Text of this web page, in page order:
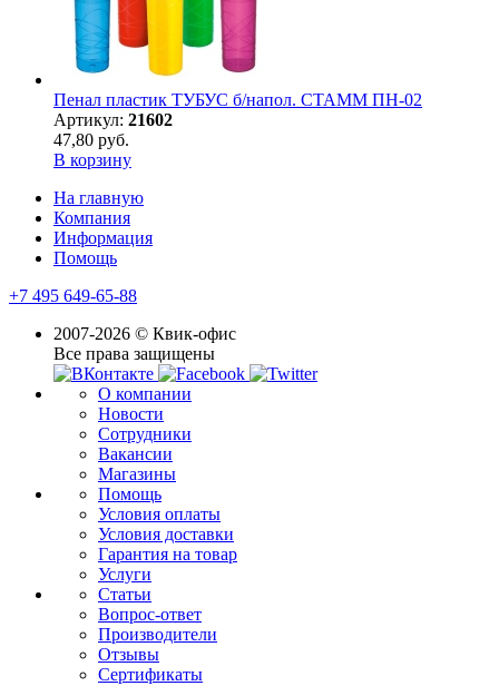
Пенал пластик ТУБУС б/напол. СТАММ ПН-02
Артикул: 21602
47,80 руб.
В корзину
На главную
Компания
Информация
Помощь
+7 495 649-65-88
2007-2026 © Квик-офис
Все права защищены
О компании
Новости
Сотрудники
Вакансии
Магазины
Помощь
Условия оплаты
Условия доставки
Гарантия на товар
Услуги
Статьи
Вопрос-ответ
Производители
Отзывы
Сертификаты